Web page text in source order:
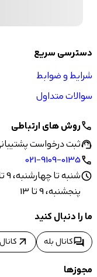
دسترسی سریع
شرایط و ضوابط
سوالات متداول
callروش های ارتباطی
support_agentثبت درخواست
call
021-9109-0135
scheduleشنبه تا چهارشنبه، 9 تا 17
پنجشنبه، 9 تا 13
ما را دنبال کنید
forumکانال بله arrow_outward
مجوزها